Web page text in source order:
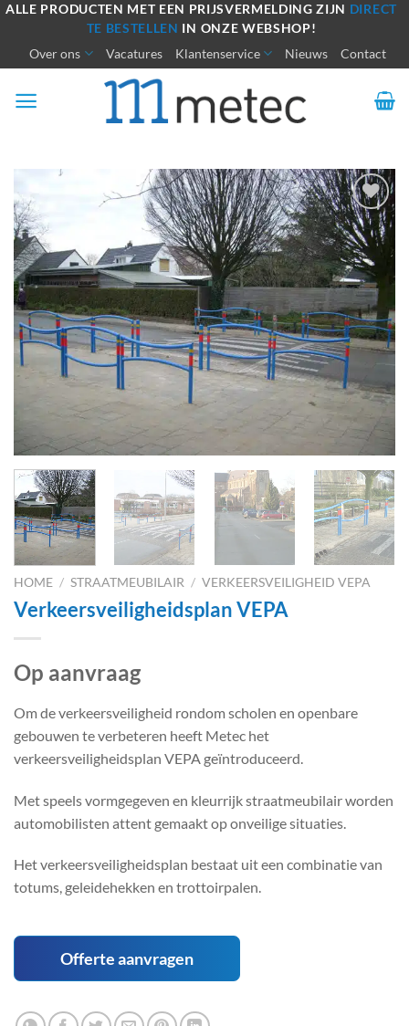
Ga
inhoud
ALLE PRODUCTEN MET EEN PRIJSVERMELDING ZIJN DIRECT
TE BESTELLEN IN ONZE WEBSHOP!
Over ons Vacatures Klantenservice Nieuws Contact
HOME / STRAATMEUBILAIR / VERKEERSVEILIGHEID VEPA
Verkeersveiligheidsplan VEPA
Op aanvraag
Om de verkeersveiligheid rondom scholen en openbare
gebouwen te verbeteren heeft Metec het
verkeersveiligheidsplan VEPA geïntroduceerd.
Met speels vormgegeven en kleurrijk straatmeubilair worden
automobilisten attent gemaakt op onveilige situaties.
Het verkeersveiligheidsplan bestaat uit een combinatie van
totums, geleidehekken en trottoirpalen.
Offerte aanvragen